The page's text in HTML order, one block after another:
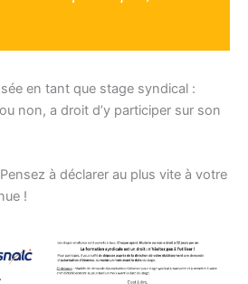
en tant que stage syndical :
non, a droit d’y participer sur son
à déclarer au plus vite à votre
!